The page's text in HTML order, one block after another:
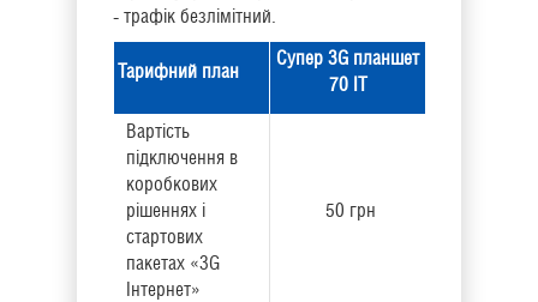
- трафік безлімітний.
Тарифний план
Супер 3G планшет
70 IT
Вартість
підключення в
коробкових
рішеннях і
стартових
пакетах «3G
Інтернет»
50 грн